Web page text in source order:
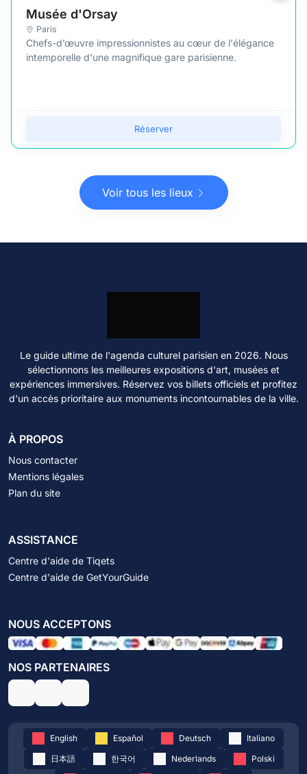
Musée d'Orsay
Paris
Chefs-d’œuvre impressionnistes au cœur de l'élégance
intemporelle d'une magnifique gare parisienne.
Réserver
Voir tous les lieux
Le guide ultime de l'agenda culturel parisien en 2026. Nous
sélectionnons les meilleures expositions d'art, musées et
expériences immersives. Réservez vos billets officiels et profitez
d'un accès prioritaire aux monuments incontournables de la ville.
À PROPOS
Nous contacter
Mentions légales
Plan du site
ASSISTANCE
Centre d'aide de Tiqets
Centre d'aide de GetYourGuide
NOUS ACCEPTONS
NOS PARTENAIRES
English Español Deutsch
Italiano
日本語
한국어 Nederlands Polski